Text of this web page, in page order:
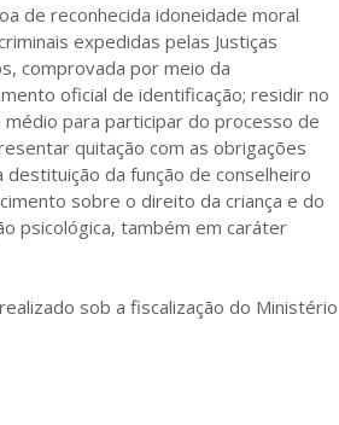
de reconhecida idoneidade moral
expedidas pelas Justiças
comprovada por meio da
oficial de identificação; residir no
médio para participar do processo de
quitação com as obrigações
da função de conselheiro
sobre o direito da criança e do
psicológica, também em caráter
sob a fiscalização do Ministério